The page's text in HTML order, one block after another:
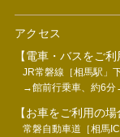
アクセス
【電車・バスをご利
JR常磐線［相馬駅」
→館前行乗車、約6
【お車をご利用の場
常磐自動車道［相馬